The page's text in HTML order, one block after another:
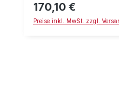
Enthusiasten, die ihre
erheblich verbessern
Regulärer Preis:
170,10 €
Preise inkl. MwSt. zzgl.